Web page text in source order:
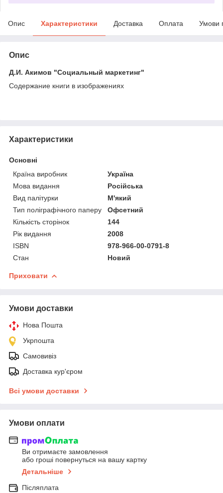
Опис Характеристики Доставка Оплата Умови
Опис
Д.И. Акимов "Социальный маркетинг"
Содержание книги в изображениях
Характеристики
Основні
Країна виробник
Україна
Мова видання
Російська
Вид палітурки
М'який
Тип поліграфічного паперу
Офсетний
Кількість сторінок
144
Рік видання
2008
ISBN
978-966-00-0791-8
Стан
Новий
Приховати
Умови доставки
Нова Пошта
Укрпошта
Самовивіз
Доставка кур'єром
Всі умови доставки
Умови оплати
Ви отримаєте замовлення
або гроші повернуться на вашу картку
Детальніше
Післяплата